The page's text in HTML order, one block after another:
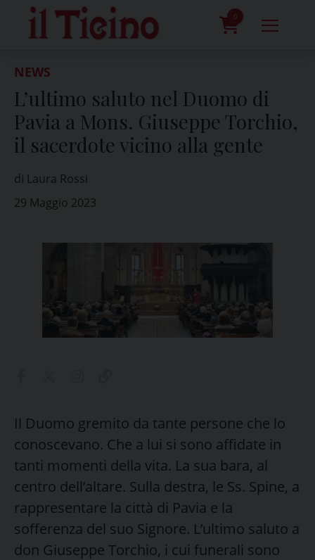
content
0
NEWS
L’ultimo saluto nel Duomo di
Pavia a Mons. Giuseppe Torchio,
il sacerdote vicino alla gente
di Laura Rossi
29 Maggio 2023
Il Duomo gremito da tante persone che lo
conoscevano. Che a lui si sono affidate in
tanti momenti della vita. La sua bara, al
centro dell’altare. Sulla destra, le Ss. Spine, a
rappresentare la città di Pavia e la
sofferenza del suo Signore. L’ultimo saluto a
don Giuseppe Torchio, i cui funerali sono